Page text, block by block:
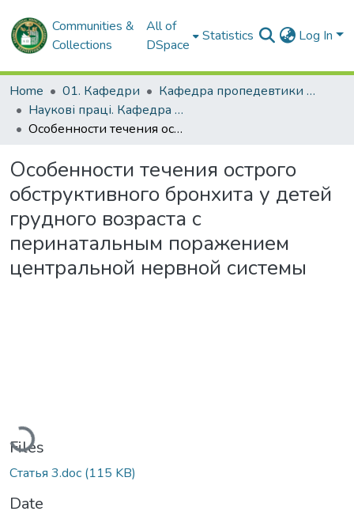
Communities &
Collections
All of
DSpace
Statistics Log In
Home 01. Кафедри
Кафедра пропедевтики педіатрії № 2
Наукові праці. Кафедра пропедевтики педіатрії № 2
Особенности течения острого обструктивного бронхита у детей грудного возраста с перинатальным поражением центральной нервной системы
Особенности течения острого
обструктивного бронхита у детей
грудного возраста с
перинатальным поражением
центральной нервной системы
Loading...
Files
Статья 3.doc (115 KB)
Date